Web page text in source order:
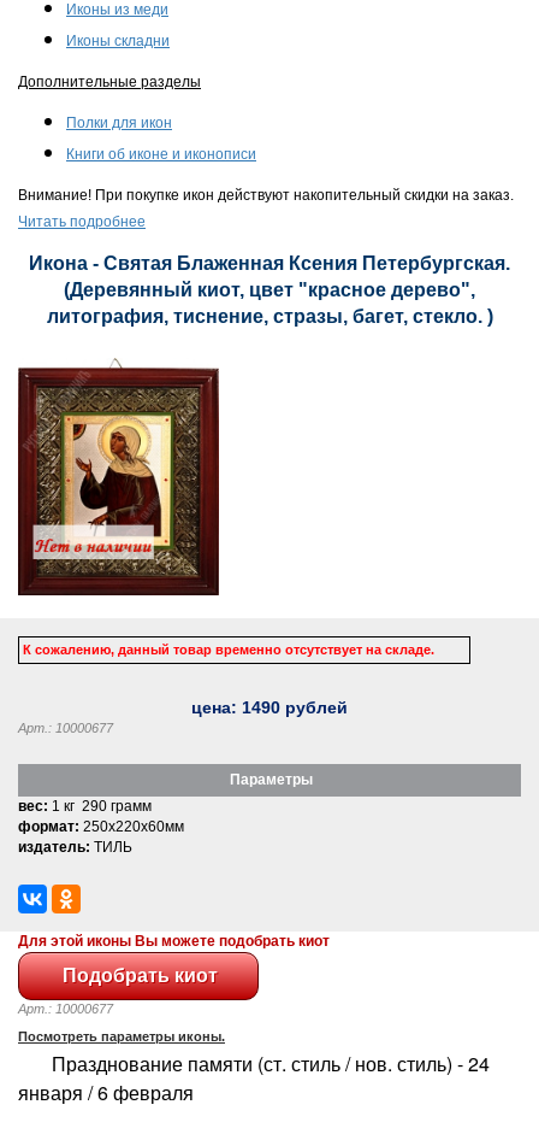
Иконы из меди
Иконы складни
Дополнительные разделы
Полки для икон
Книги об иконе и иконописи
Внимание! При покупке икон действуют накопительный скидки на заказ.
Читать подробнее
Икона - Святая Блаженная Ксения Петербургская.
(Деревянный киот, цвет "красное дерево",
литография, тиснение, стразы, багет, стекло. )
К сожалению, данный товар временно отсутствует на складе.
цена: 1490 рублей
Арт.: 10000677
Параметры
вес: 1 кг 290 грамм
формат: 250x220x60мм
издатель: ТИЛЬ
Для этой иконы Вы можете подобрать киот
Арт.: 10000677
Посмотреть параметры иконы.
Празднование памяти (ст. стиль / нов. стиль) - 24
января / 6 февраля